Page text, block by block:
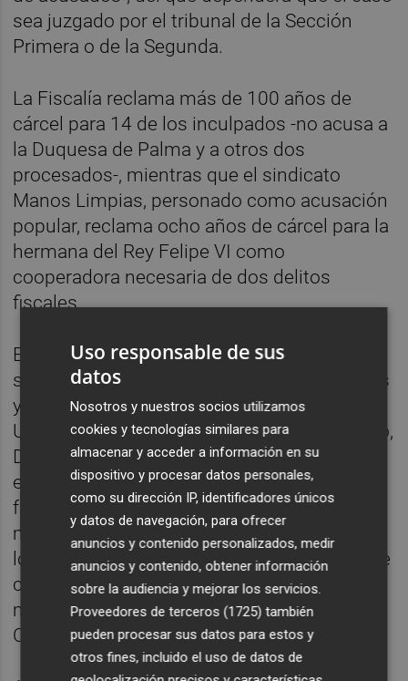
sea juzgado por el tribunal de la Sección
Primera o de la Segunda.
La Fiscalía reclama más de 100 años de
cárcel para 14 de los inculpados -no acusa a
la Duquesa de Palma y a otros dos
procesados-, mientras que el sindicato
Manos Limpias, personado como acusación
popular, reclama ocho años de cárcel para la
hermana del Rey Felipe VI como
cooperadora necesaria de dos delitos
fiscales.
En concreto, las penas más elevadas que
solicita el Ministerio Público son los 19 años
y medio de cárcel que reclama para
Urdangarin, y los 16 y medio para su exsocio,
Diego Torres, por urdir y liderar una trama
empresarial con la que lograron acceder de
forma "directa e inmediata" a los fondos
manejados por las Administraciones, eludir
los requisitos exigidos por las normativas de
contratación pública y desviar así hasta 6,2
millones de euros de las arcas de Baleares,
Comunidad Valenciana y Madrid.
Uso responsable de sus
datos
Nosotros y nuestros socios utilizamos
cookies y tecnologías similares para
almacenar y acceder a información en su
dispositivo y procesar datos personales,
como su dirección IP, identificadores únicos
y datos de navegación, para ofrecer
anuncios y contenido personalizados, medir
anuncios y contenido, obtener información
sobre la audiencia y mejorar los servicios.
Proveedores de terceros (1725) también
pueden procesar sus datos para estos y
otros fines, incluido el uso de datos de